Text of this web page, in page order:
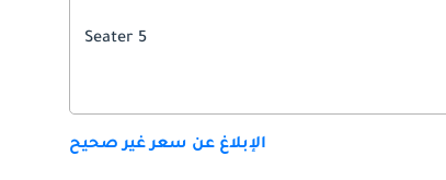
5 Seater
الإبلاغ عن سعر غير صحيح